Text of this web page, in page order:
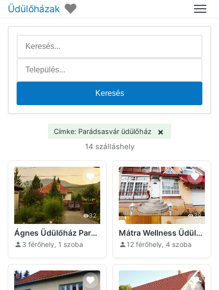
Üdülőházak ♥ Menü
Keresés
Címke: Parádsasvár üdülőház ×
14 szálláshely
32
Ágnes Üdülőház Parádsasvár
3 férőhely, 1 szoba
39
Mátra Wellness Üdülőház Parádsasvár
12 férőhely, 4 szoba